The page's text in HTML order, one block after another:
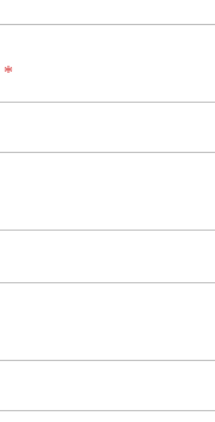
*